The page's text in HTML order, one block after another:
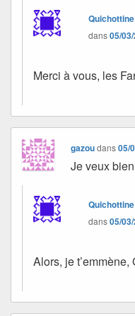
Quichottine
dans05/
Merci à vous, les
gazoudans05/
Je veux
Quichottine
dans05/
Alors, je t’emmène,